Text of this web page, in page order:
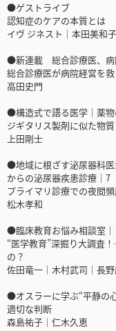
●ゲストライブ
認知症のケアの本質とは
イヴ ジネスト｜本田美和
●新連載 総合診療医、病
総合診療医が病院経営を救
高田史門
●構造式で語る医学｜薬
ジギタリス製剤に似た物質
上田剛士
●地域に根ざす泌尿器科
からの泌尿器疾患診療｜7
プライマリ診療での夜間
松木孝和
●臨床教育お悩み相談室
“医学教育”深掘り大調査
の？
佐田竜一｜木村武司｜長
●オスラーに学ぶ“平静の
適切な判断
森島祐子｜仁木久恵